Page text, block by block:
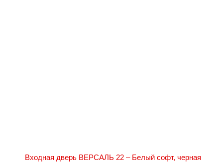
Входная дверь ВЕРСАЛЬ 22 – Белый софт, черная